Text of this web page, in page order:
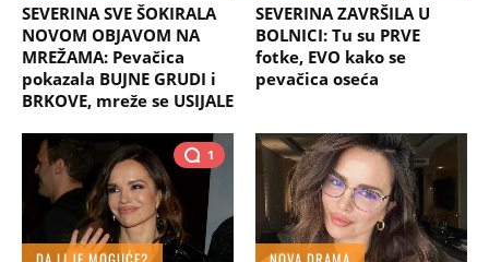
SEVERINA SVE ŠOKIRALA
NOVOM OBJAVOM NA
MREŽAMA: Pevačica
pokazala BUJNE GRUDI i
BRKOVE, mreže se USIJALE
SEVERINA ZAVRŠILA U
BOLNICI: Tu su PRVE
fotke, EVO kako se
pevačica oseća
1